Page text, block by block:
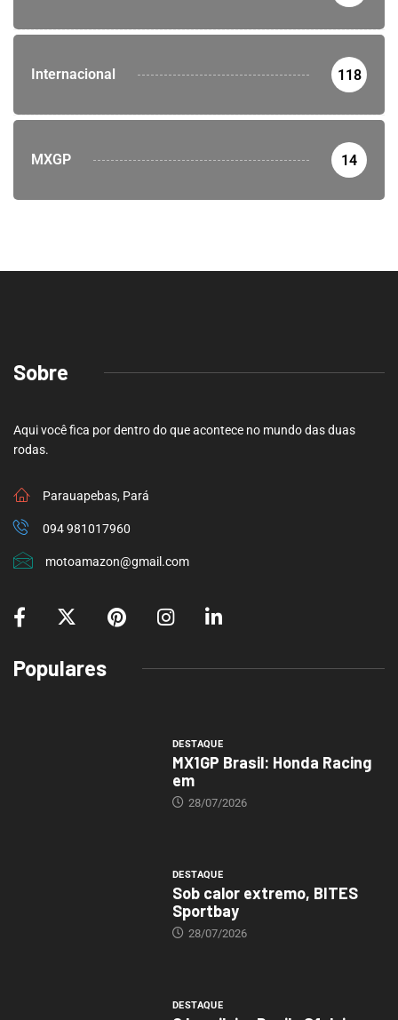
Internacional 118
MXGP 14
Sobre
Aqui você fica por dentro do que acontece no mundo das duas
rodas.
Parauapebas, Pará
094 981017960
motoamazon@gmail.com
Populares
DESTAQUE
MX1GP Brasil: Honda Racing
em
28/07/2026
DESTAQUE
Sob calor extremo, BITES
Sportbay
28/07/2026
DESTAQUE